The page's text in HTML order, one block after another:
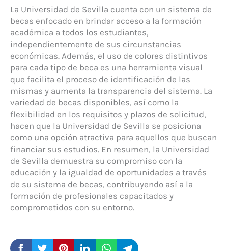
La Universidad de Sevilla cuenta con un sistema de
becas enfocado en brindar acceso a la formación
académica a todos los estudiantes,
independientemente de sus circunstancias
económicas. Además, el uso de colores distintivos
para cada tipo de beca es una herramienta visual
que facilita el proceso de identificación de las
mismas y aumenta la transparencia del sistema. La
variedad de becas disponibles, así como la
flexibilidad en los requisitos y plazos de solicitud,
hacen que la Universidad de Sevilla se posiciona
como una opción atractiva para aquellos que buscan
financiar sus estudios. En resumen, la Universidad
de Sevilla demuestra su compromiso con la
educación y la igualdad de oportunidades a través
de su sistema de becas, contribuyendo así a la
formación de profesionales capacitados y
comprometidos con su entorno.